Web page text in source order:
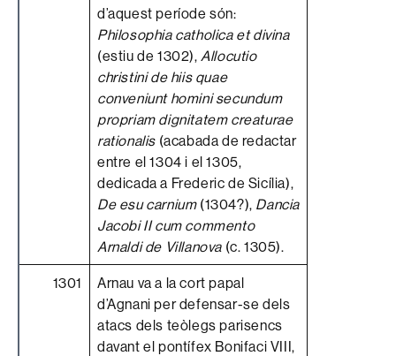
d’aquest període són:
Philosophia catholica et divina
(estiu de 1302),Allocutio
christini de hiis quae
conveniunt homini secundum
propriam dignitatem creaturae
rationalis (acabada de redactar
entre el 1304 i el 1305,
dedicada a Frederic de Sicília),
De esu carnium (1304?), Dancia
Jacobi II cum commento
Arnaldi de Villanova (c. 1305).
1301
Arnau va a la cort papal
d’Agnani per defensar-se dels
atacs dels teòlegs parisencs
davant el pontífex Bonifaci VIII,